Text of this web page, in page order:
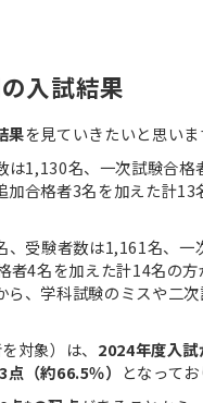
入試結果
果を見ていきたいと思いま
は1,130名、一次試験合
合格者3名を加えた計13
、受験者数は1,161名、
4名を加えた計14名の方
、学科試験のミスや二
対象）は、 2024年度入
（約66.5％）
となって